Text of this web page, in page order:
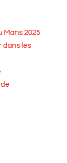
Mans 2025
dans les